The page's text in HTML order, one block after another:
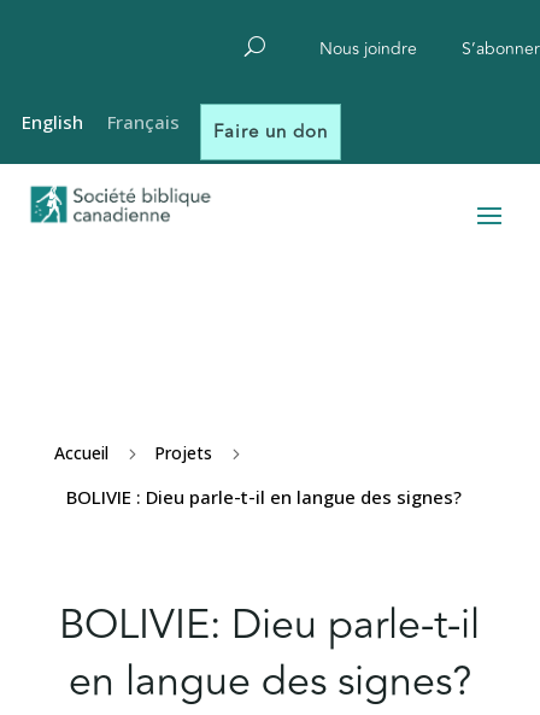
Nous joindre S’abonner
Faire un don
Accueil 5 Projets 5
BOLIVIE : Dieu parle-t-il en langue des signes?
BOLIVIE: Dieu parle-t-il
en langue des signes?
English Français